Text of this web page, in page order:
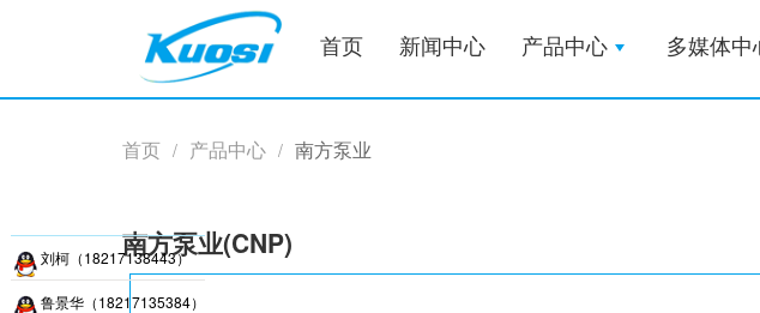
首页 新闻中心 产品中心 多媒体中
首页 / 产品中心 / 南方泵业
南方泵业(CNP)
刘柯（18217138443）
鲁景华（18217135384）